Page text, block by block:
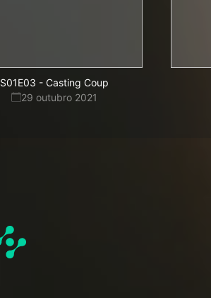
S01E03 - Casting Coup
29 outubro 2021